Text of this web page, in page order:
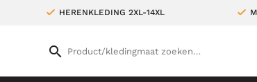
HERENKLEDING 2XL-14XL